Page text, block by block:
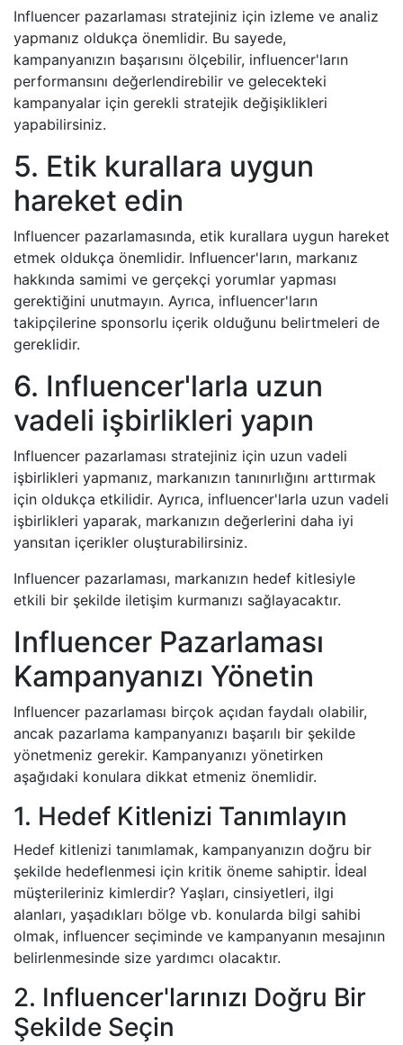
Influencer pazarlaması stratejiniz için izleme ve analiz
yapmanız oldukça önemlidir. Bu sayede,
kampanyanızın başarısını ölçebilir, influencer'ların
performansını değerlendirebilir ve gelecekteki
kampanyalar için gerekli stratejik değişiklikleri
yapabilirsiniz.
5. Etik kurallara uygun
hareket edin
Influencer pazarlamasında, etik kurallara uygun hareket
etmek oldukça önemlidir. Influencer'ların, markanız
hakkında samimi ve gerçekçi yorumlar yapması
gerektiğini unutmayın. Ayrıca, influencer'ların
takipçilerine sponsorlu içerik olduğunu belirtmeleri de
gereklidir.
6. Influencer'larla uzun
vadeli işbirlikleri yapın
Influencer pazarlaması stratejiniz için uzun vadeli
işbirlikleri yapmanız, markanızın tanınırlığını arttırmak
için oldukça etkilidir. Ayrıca, influencer'larla uzun vadeli
işbirlikleri yaparak, markanızın değerlerini daha iyi
yansıtan içerikler oluşturabilirsiniz.
Influencer pazarlaması, markanızın hedef kitlesiyle
etkili bir şekilde iletişim kurmanızı sağlayacaktır.
Influencer Pazarlaması
Kampanyanızı Yönetin
Influencer pazarlaması birçok açıdan faydalı olabilir,
ancak pazarlama kampanyanızı başarılı bir şekilde
yönetmeniz gerekir. Kampanyanızı yönetirken
aşağıdaki konulara dikkat etmeniz önemlidir.
1. Hedef Kitlenizi Tanımlayın
Hedef kitlenizi tanımlamak, kampanyanızın doğru bir
şekilde hedeflenmesi için kritik öneme sahiptir. İdeal
müşterileriniz kimlerdir? Yaşları, cinsiyetleri, ilgi
alanları, yaşadıkları bölge vb. konularda bilgi sahibi
olmak, influencer seçiminde ve kampanyanın mesajının
belirlenmesinde size yardımcı olacaktır.
2. Influencer'larınızı Doğru Bir
Şekilde Seçin